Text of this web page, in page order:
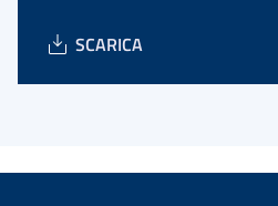
SCARICA